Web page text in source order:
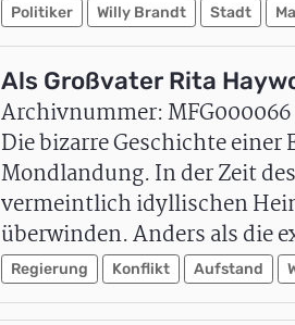
Politiker
Willy Brandt Stadt
Als Großvater Rita
Archivnummer: MFG000066
Die bizarre Geschichte
Mondlandung. In der Zeit
vermeintlich idyllischen
überwinden. Anders als die
Regierung Konflikt Aufstand